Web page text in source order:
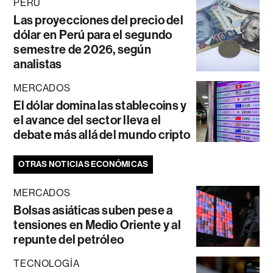
PERÚ
Las proyecciones del precio del
dólar en Perú para el segundo
semestre de 2026, según
analistas
MERCADOS
El dólar domina las stablecoins y
el avance del sector lleva el
debate más allá del mundo cripto
OTRAS NOTICIAS ECONÓMICAS
MERCADOS
Bolsas asiáticas suben pese a
tensiones en Medio Oriente y al
repunte del petróleo
TECNOLOGÍA